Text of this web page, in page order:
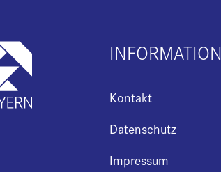
INFORMATION
Kontakt
Datenschutz
Impressum